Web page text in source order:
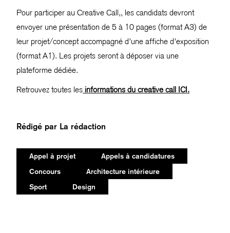
Pour participer au Creative Call,, les candidats devront
envoyer une présentation de 5 à 10 pages (format A3) de
leur projet/concept accompagné d’une affiche d’exposition
(format A1). Les projets seront à déposer via une
plateforme dédiée.
Retrouvez toutes les informations du creative call ICI.
Rédigé par La rédaction
Appel à projet
Appels à candidatures
Concours
Architecture intérieure
Sport
Design